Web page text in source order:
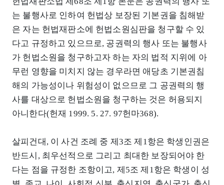
는 불행사로 인하여 헌법상 보장된 기본권을 침해받
은 자는 헌법재판소에 헌법소원심판을 청구할 수 있
다고 규정하고 있으므로, 공권력의 행사 또는 불행사
가 헌법소원을 청구하고자 하는 자의 법적 지위에 아
무런 영향을 미치지 않는 경우라면 애당초 기본권침
해의 가능성이나 위험성이 없으므로 그 공권력의 행
사를 대상으로 헌법소원을 청구하는 것은 허용되지
아니한다(헌재 1999. 5. 27. 97헌마368).
살피건대, 이 사건 조례 중 제3조 제1항은 학생인권은
반드시, 최우선적으로 그리고 최대한 보장되어야 한
다는 점을 규정한 조항이고, 제5조 제1항은 학생이 성